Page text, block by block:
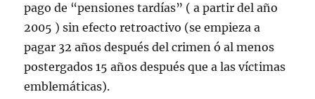
pago de “pensiones tardías” ( a partir del año
2005 ) sin efecto retroactivo (se empieza a
pagar 32 años después del crimen ó al menos
postergados 15 años después que a las víctimas
emblemáticas).